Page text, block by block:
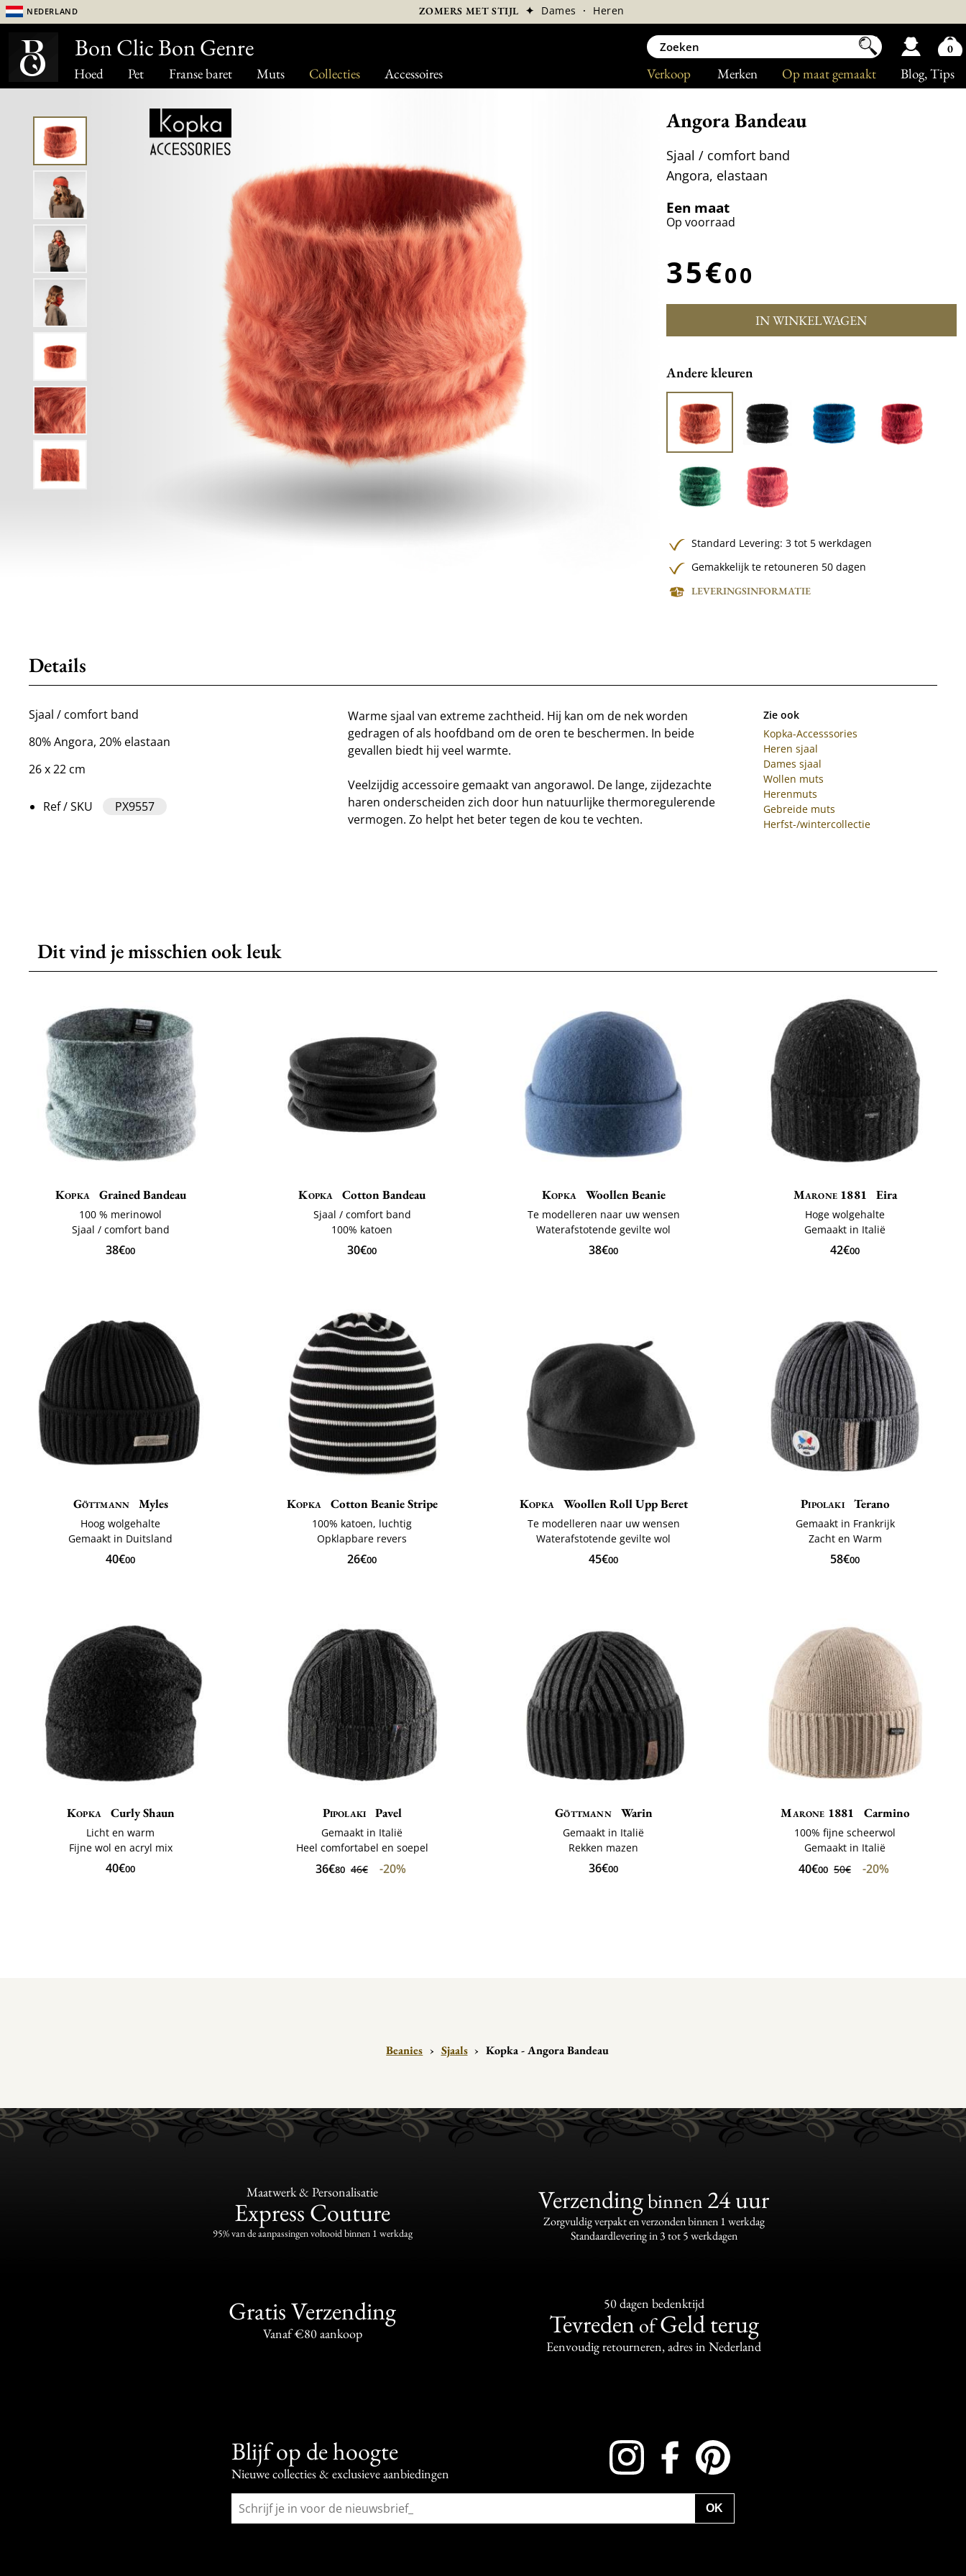
Hoed Pet Franse baret Muts Collecties Accessoires Blog, Tips
Op maat gemaakt
Merken
Verkoop
Nederland ZOMERS MET STIJL ✦ Dames · Heren
Angora Bandeau
Sjaal / comfort band
Angora, elastaan
Een maat
Op voorraad
35€00
IN WINKELWAGEN
Andere kleuren
Standard Levering: 3 tot 5 werkdagen
Gemakkelijk te retouneren 50 dagen
LEVERINGSINFORMATIE
Details
Sjaal / comfort band
80% Angora, 20% elastaan
26 x 22 cm
Ref / SKU PX9557
Warme sjaal van extreme zachtheid. Hij kan om de nek worden
gedragen of als hoofdband om de oren te beschermen. In beide
gevallen biedt hij veel warmte.
Veelzijdig accessoire gemaakt van angorawol. De lange, zijdezachte
haren onderscheiden zich door hun natuurlijke thermoregulerende
vermogen. Zo helpt het beter tegen de kou te vechten.
Zie ook
Kopka-Accesssories
Heren sjaal
Dames sjaal
Wollen muts
Herenmuts
Gebreide muts
Herfst-/wintercollectie
Dit vind je misschien ook leuk
Kopka Grained Bandeau
100 % merinowol
Sjaal / comfort band
38€00
Kopka Cotton Bandeau
Sjaal / comfort band
100% katoen
30€00
Kopka Woollen Beanie
Te modelleren naar uw wensen
Waterafstotende gevilte wol
38€00
Marone 1881 Eira
Hoge wolgehalte
Gemaakt in Italië
42€00
Göttmann Myles
Hoog wolgehalte
Gemaakt in Duitsland
40€00
Kopka Cotton Beanie Stripe
100% katoen, luchtig
Opklapbare revers
26€00
Kopka Woollen Roll Upp Beret
Te modelleren naar uw wensen
Waterafstotende gevilte wol
45€00
Pipolaki Terano
Gemaakt in Frankrijk
Zacht en Warm
58€00
Kopka Curly Shaun
Licht en warm
Fijne wol en acryl mix
40€00
Pipolaki Pavel
Gemaakt in Italië
Heel comfortabel en soepel
36€80 46€ -20%
Göttmann Warin
Gemaakt in Italië
Rekken mazen
36€00
Marone 1881 Carmino
100% fijne scheerwol
Gemaakt in Italië
40€00 50€ -20%
Beanies › Sjaals › Kopka - Angora Bandeau
Maatwerk & Personalisatie
Express Couture
95% van de aanpassingen voltooid binnen 1 werkdag
Verzendingbinnen 24 uur
Zorgvuldig verpakt en verzonden binnen 1 werkdag
Standaardlevering in 3 tot 5 werkdagen
Gratis Verzending
Vanaf €80 aankoop
50 dagen bedenktijd
Tevreden ofGeld terug
Eenvoudig retourneren, adres in Nederland
Blijf op de hoogte
Nieuwe collecties & exclusieve aanbiedingen
InstagramFacebook
OK
Bon Clic Bon Genre 0